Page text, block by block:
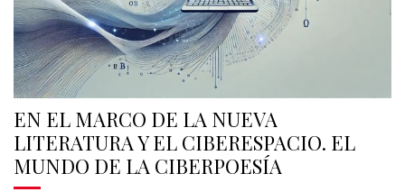
EN EL MARCO DE LA NUEVA
LITERATURA Y EL CIBERESPACIO. EL
MUNDO DE LA CIBERPOESÍA